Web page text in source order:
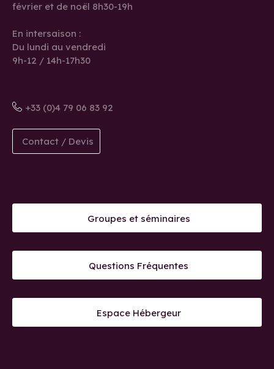
février et de noël 8h30-19h
En intersaison :
Du lundi au vendredi
9h-12 / 14h-17h30
+33 (0)4 79 06 83 92
Contact / Devis
Groupes et séminaires
Questions Fréquentes
Espace Hébergeur